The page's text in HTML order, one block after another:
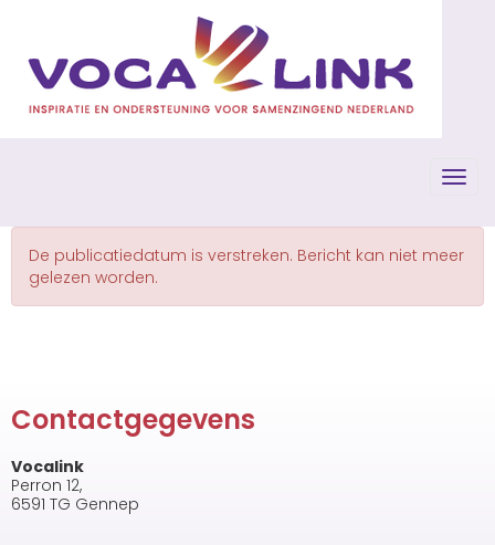
De publicatiedatum is verstreken. Bericht kan niet meer
gelezen worden.
Contactgegevens
Vocalink
Perron 12,
6591 TG Gennep